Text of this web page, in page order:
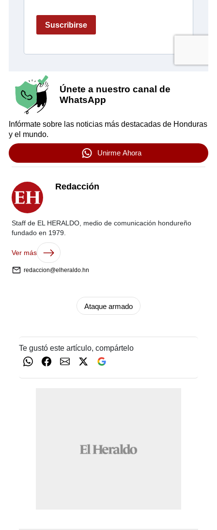
Únete a nuestro canal de
WhatsApp
Infórmate sobre las noticias más destacadas de Honduras
y el mundo.
Unirme Ahora
Redacción
Staff de EL HERALDO, medio de comunicación hondureño
fundado en 1979.
Ver más
redaccion@elheraldo.hn
Ataque armado
Te gustó este artículo, compártelo